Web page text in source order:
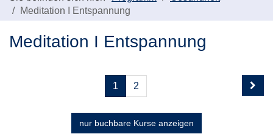
Meditation I Entspannung
Meditation I Entspannung
Seiten
blättern
1 2
nur buchbare Kurse anzeigen